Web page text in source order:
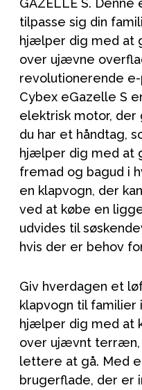
GAZELLE S.
tilpasse sig din
hjælper dig med at
over ujævne
revolutionerende
Cybex eGazelle S
elektrisk motor,
du har et håndtag,
hjælper dig med at
fremad og bagud i
en klapvogn, der
ved at købe en
udvides til
hvis der er behov
Giv hverdagen et
klapvogn til
hjælper dig med at
over ujævnt terræn,
lettere at gå. Med
brugerflade, der er